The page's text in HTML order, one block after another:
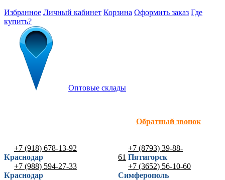
Избранное Личный кабинет Корзина Оформить заказ Где
купить?
Оптовые склады
Обратный звонок
+7 (918) 678-13-92
Краснодар
+7 (988) 594-27-33
Краснодар
+7 (8793) 39-88-
61 Пятигорск
+7 (3652) 56-10-60
Симферополь